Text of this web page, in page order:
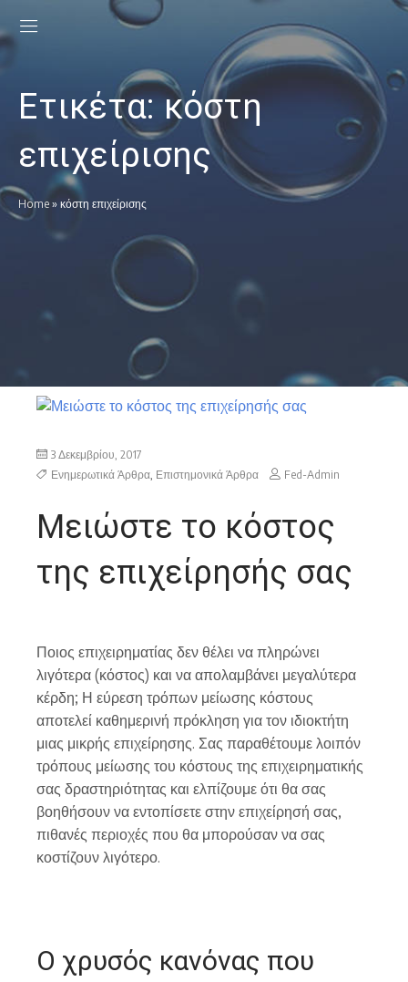
Ετικέτα:κόστη
επιχείρισης
Home » κόστη επιχείρισης
3 Δεκεμβρίου, 2017
Ενημερωτικά Άρθρα, Επιστημονικά Άρθρα Fed-Admin
Μειώστε το κόστος
της επιχείρησής σας
Ποιος επιχειρηματίας δεν θέλει να πληρώνει
λιγότερα (κόστος) και να απολαμβάνει μεγαλύτερα
κέρδη; Η εύρεση τρόπων μείωσης κόστους
αποτελεί καθημερινή πρόκληση για τον ιδιοκτήτη
μιας μικρής επιχείρησης. Σας παραθέτουμε λοιπόν
τρόπους μείωσης του κόστους της επιχειρηματικής
σας δραστηριότητας και ελπίζουμε ότι θα σας
βοηθήσουν να εντοπίσετε στην επιχείρησή σας,
πιθανές περιοχές που θα μπορούσαν να σας
κοστίζουν λιγότερο.
Ο χρυσός κανόνας που